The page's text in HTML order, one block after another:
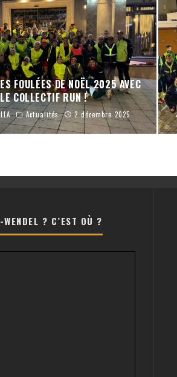
FOULÉES DE NOËL 2025 AVEC
LE COLLECTIF RUN !
Actualités 2 décembre 2025
? C’EST OÙ ?